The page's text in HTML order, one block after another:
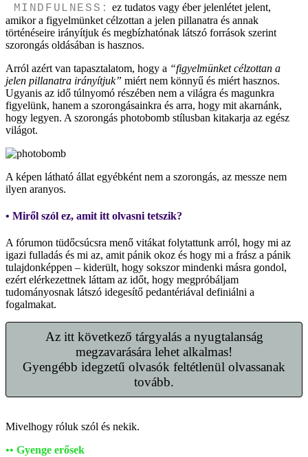
MINDFULNESS: ez tudatos vagy éber jelenlétet jelent,
amikor a figyelmünket célzottan a jelen pillanatra és annak
történéseire irányítjuk és megbízhatónak látszó források szerint
szorongás oldásában is hasznos.
Arról azért van tapasztalatom, hogy a “figyelmünket célzottan a
jelen pillanatra irányítjuk” miért nem könnyű és miért hasznos.
Ugyanis az idő túlnyomó részében nem a világra és magunkra
figyelünk, hanem a szorongásainkra és arra, hogy mit akarnánk,
hogy legyen. A szorongás photobomb stílusban kitakarja az egész
világot.
A képen látható állat egyébként nem a szorongás, az messze nem
ilyen aranyos.
• Miről szól ez, amit itt olvasni tetszik?
A fórumon tüdőcsúcsra menő vitákat folytattunk arról, hogy mi az
igazi fulladás és mi az, amit pánik okoz és hogy mi a frász a pánik
tulajdonképpen – kiderült, hogy sokszor mindenki másra gondol,
ezért elérkezettnek láttam az időt, hogy megpróbáljam
tudományosnak látszó idegesítő pedantériával definiálni a
fogalmakat.
Az itt következő tárgyalás a nyugtalanság
megzavarására lehet alkalmas!
Gyengébb idegzetű olvasók feltétlenül olvassanak
tovább.
Mivelhogy róluk szól és nekik.
•• Gyenge erősek